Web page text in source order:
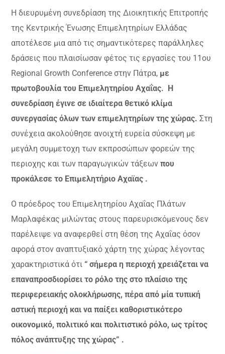
Η διευρυμένη συνεδρίαση της Διοικητικής Επιτροπής
της Κεντρικής Ένωσης Επιμελητηρίων Ελλάδας
αποτέλεσε μια από τις σημαντικότερες παράλληλες
δράσεις που πλαισίωσαν φέτος τις εργασίες του 11ου
Regional Growth Conference στην Πάτρα, με
πρωτοβουλία του Επιμελητηρίου Αχαΐας. Η
συνεδρίαση έγινε σε ιδιαίτερα θετικό κλίμα
συνεργασίας όλων των επιμελητηρίων της χώρας.Στη
συνέχεια ακολούθησε ανοιχτή ευρεία σύσκεψη με
μεγάλη συμμετοχη των εκπροσώπων φορεών της
περιοχης και των παραγωγικών τάξεωνπου
προκάλεσε το Επιμελητήριο Αχαϊας .
Ο πρόεδρος του Επιμελητηρίου Αχαΐας Πλάτων
Μαρλαφέκας μιλώντας στους παρευρισκόμενους δεν
παρέλειψε να αναφερθεί στη θέση της Αχαΐας όσον
αφορά στον αναπτυξιακό χάρτη της χώρας λέγοντας
χαρακτηριστικά ότι “ σήμερα η περιοχή χρειάζεται να
επαναπροσδιορίσει το ρόλο της στο πλαίσιο της
περιφερειακής ολοκλήρωσης, πέρα από μία τυπική
αστική περιοχή και να παίξει καθοριστικότερο
οικονομικό, πολιτικό και πολιτιστικό ρόλο, ως τρίτος
πόλος ανάπτυξης της χώρας” .